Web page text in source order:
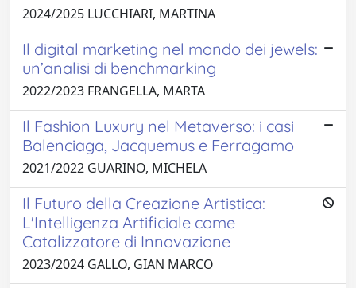
2024/2025 LUCCHIARI, MARTINA
Il digital marketing nel mondo dei jewels:
un’analisi di benchmarking
2022/2023 FRANGELLA, MARTA
Il Fashion Luxury nel Metaverso: i casi
Balenciaga, Jacquemus e Ferragamo
2021/2022 GUARINO, MICHELA
Il Futuro della Creazione Artistica:
L'Intelligenza Artificiale come
Catalizzatore di Innovazione
2023/2024 GALLO, GIAN MARCO